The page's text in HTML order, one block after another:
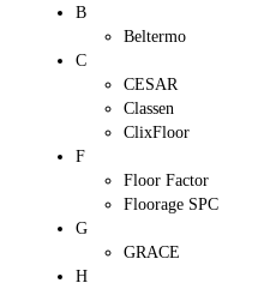
B
Beltermo
C
CESAR
Classen
ClixFloor
F
Floor Factor
Floorage SPC
G
GRACE
H